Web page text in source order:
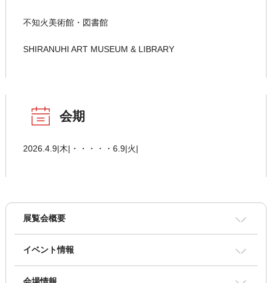
不知火美術館・図書館
SHIRANUHI ART MUSEUM & LIBRARY
会期
2026.4.9|木|・・・・・6.9|火|
展覧会概要
イベント情報